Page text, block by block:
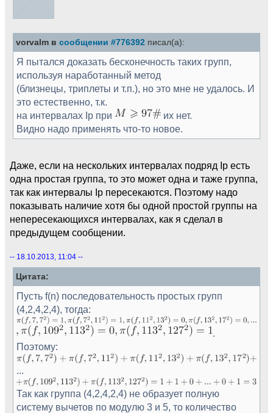
vorvalm в сообщении #776392 писал(а):
Я пытался доказать бесконечность таких групп,
используя наработанный метод
(близнецы, триплеты и т.п.), но это мне не удалось. И
это естественно, т.к.
на интервалах Ip при
их нет.
Видно надо применять что-то новое.
Даже, если на нескольких интервалах подряд Ip есть
одна простая группа, то это может одна и таже группа,
так как интервалы Ip пересекаются. Поэтому надо
показывать наличие хотя бы одной простой группы на
непересекающихся интервалах, как я сделал в
предыдущем сообщении.
-- 18.10.2013, 11:04 --
Цитата:
Пусть f(n) последовательность простых групп
(4,2,4,2,4), тогда:
.
Поэтому:
...
Так как группа (4,2,4,2,4) не образует полную
систему вычетов по модулю 3 и 5, то количество